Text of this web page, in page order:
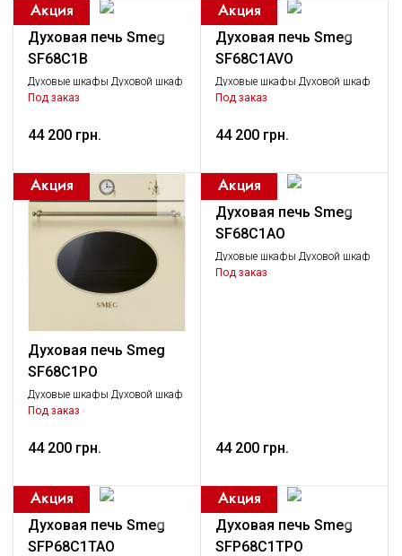
Духовая печь Smeg
SF68C1B
Духовые шкафы Духовой шкаф
одинарный, Крупная бытовая
Под заказ
44 200 грн.
Духовая печь Smeg
SF68C1AVO
Духовые шкафы Духовой шкаф
одинарный, Крупная бытовая
Под заказ
44 200 грн.
Духовая печь Smeg
SF68C1PO
Духовые шкафы Духовой шкаф
одинарный, Крупная бытовая
Под заказ
44 200 грн.
Духовая печь Smeg
SF68C1AO
Духовые шкафы Духовой шкаф
одинарный, Крупная бытовая
Под заказ
44 200 грн.
Духовая печь Smeg
SFP68C1TAO
Духовая печь Smeg
SFP68C1TPO